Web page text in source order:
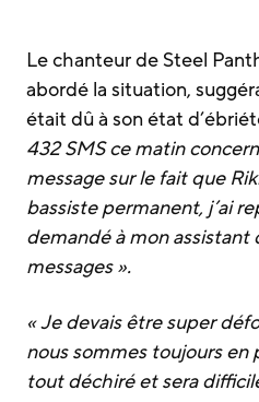
Le chanteur de Steel
abordé la situation,
était dû à son état
432 SMS ce matin
message sur le fait que
bassiste permanent, j’ai
demandé à mon assistant
messages ».
« Je devais être super
nous sommes toujours en
tout déchiré et sera